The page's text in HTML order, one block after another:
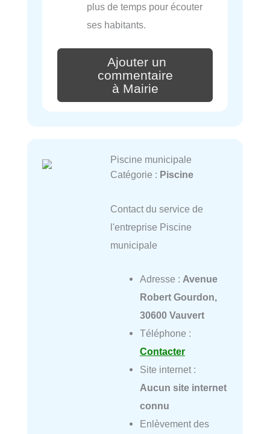
plus de temps pour écouter
ses habitants.
Ajouter un
commentaire
à Mairie
Piscine municipale
Catégorie : Piscine
Contact du service de
l'entreprise Piscine
municipale
Adresse : Avenue
Robert Gourdon,
30600 Vauvert
Téléphone :
Contacter
Site internet :
Aucun site internet
connu
Enlèvement des